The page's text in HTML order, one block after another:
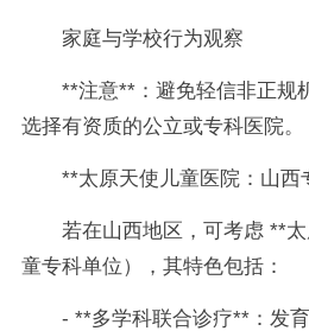
家庭与学校行为观察
**注意**：避免轻信非正规
选择有资质的公立或专科医院。
**太原天使儿童医院：山西
若在山西地区，可考虑 **
童专科单位），其特色包括：
- **多学科联合诊疗**：发